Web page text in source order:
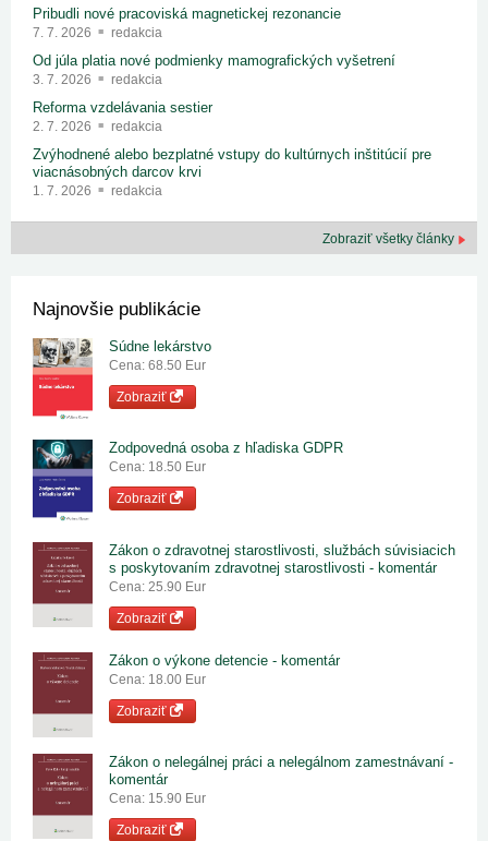
Pribudli nové pracoviská magnetickej rezonancie
7. 7. 2026 redakcia
Od júla platia nové podmienky mamografických vyšetrení
3. 7. 2026 redakcia
Reforma vzdelávania sestier
2. 7. 2026 redakcia
Zvýhodnené alebo bezplatné vstupy do kultúrnych inštitúcií pre
viacnásobných darcov krvi
1. 7. 2026 redakcia
Zobraziť všetky články
Najnovšie publikácie
Súdne lekárstvo
Cena: 68.50 Eur
Zobraziť
Zodpovedná osoba z hľadiska GDPR
Cena: 18.50 Eur
Zobraziť
Zákon o zdravotnej starostlivosti, službách súvisiacich
s poskytovaním zdravotnej starostlivosti - komentár
Cena: 25.90 Eur
Zobraziť
Zákon o výkone detencie - komentár
Cena: 18.00 Eur
Zobraziť
Zákon o nelegálnej práci a nelegálnom zamestnávaní -
komentár
Cena: 15.90 Eur
Zobraziť